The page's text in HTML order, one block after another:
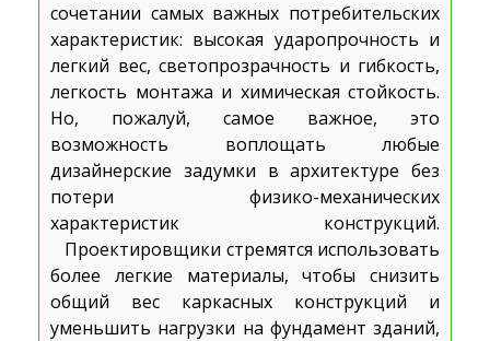
сочетании самых важных потребительских
характеристик: высокая ударопрочность и
легкий вес, светопрозрачность и гибкость,
легкость монтажа и химическая стойкость.
Но, пожалуй, самое важное, это
возможность воплощать любые
дизайнерские задумки в архитектуре без
потери физико-механических
характеристик конструкций.
Проектировщики стремятся использовать
более легкие материалы, чтобы снизить
общий вес каркасных конструкций и
уменьшить нагрузки на фундамент зданий,